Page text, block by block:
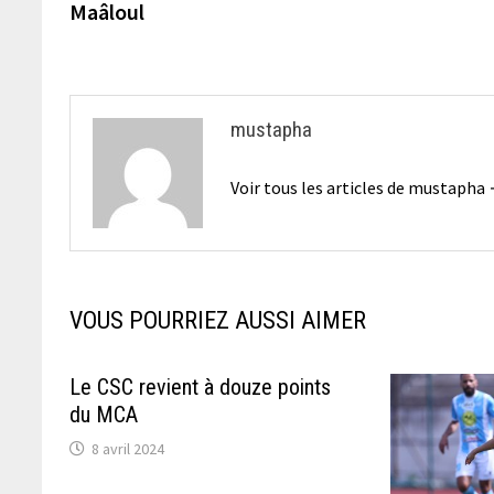
Maâloul
mustapha
Voir tous les articles de
VOUS POURRIEZ AUSSI AIMER
Le CSC revient à douze points
du MCA
8 avril 2024